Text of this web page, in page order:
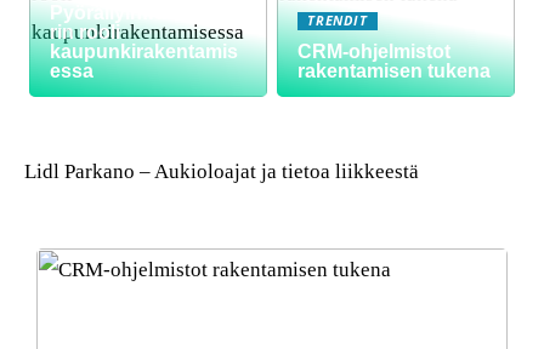
Pyöräilyinfrastruktuu
rin rooli
kaupunkirakentamis
essa
TRENDIT
CRM-ohjelmistot
rakentamisen tukena
Lidl Parkano – Aukioloajat ja tietoa liikkeestä